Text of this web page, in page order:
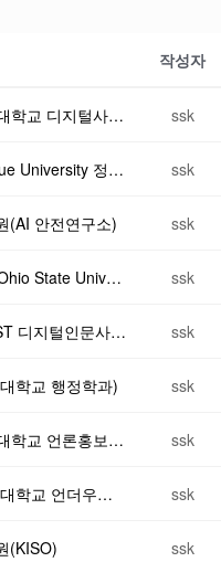
작성자
제45차 데이터사이언스 포럼: 한은수 박사(연세대학교 디지털사회과학센터) ssk
제44차 데이터사이언스 포럼: 김서연 교수(Purdue University 정치학과) ssk
(AI 안전연구소) ssk
제42차 데이터사이언스 포럼: 박주연 교수(The Ohio State University) ssk
제41차 데이터 사이언스 포럼: 김태균 교수(KAIST 디지털인문사회과학부) ssk
학교 행정학과) ssk
제 39차 데이터사이언스포럼: 송현진 교수(연세대학교 언론홍보영상학부) ssk
제38차 데이터 사이언스 포럼: 이기헌 교수(연세대학교 언더우드국제대학 융합인문사회과학부) ssk
(KISO) ssk